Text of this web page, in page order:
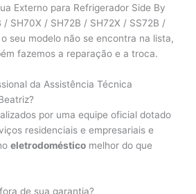
Externo para Refrigerador Side By
/ SH70X / SH72B / SH72X / SS72B /
seu modelo não se encontra na lista,
fazemos a reparação e a troca.
da Assistência Técnica
por uma equipe oficial dotado
residenciais e empresariais e
eletrodoméstico melhor do que
de sua garantia?